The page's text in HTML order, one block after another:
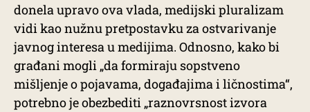
donela upravo ova vlada, medijski pluralizam
vidi kao nužnu pretpostavku za ostvarivanje
javnog interesa u medijima. Odnosno, kako bi
građani mogli „da formiraju sopstveno
mišljenje o pojavama, događajima i ličnostima“,
potrebno je obezbediti „raznovrsnost izvora